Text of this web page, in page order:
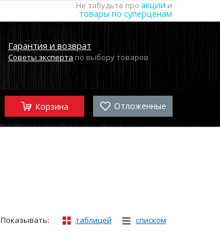
Не забудьте про акции и
товары по суперценам
Гарантия и возврат
Советы эксперта по выбору товаров
Корзина Отложенные
Показывать: таблицей списком